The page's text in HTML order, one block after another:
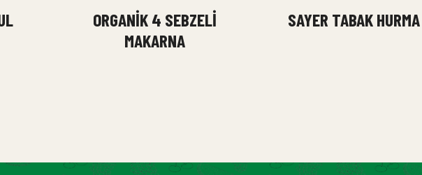
ORGANIK 4 SEBZELI
MAKARNA
SAYER TABAK HURMA